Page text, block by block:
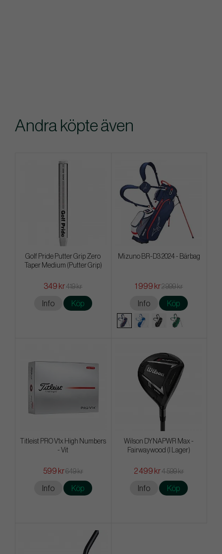
Andra köpte även
Golf Pride Putter Grip Zero
Taper Medium (Putter Grip)
349 kr419 kr
Info Köp
Mizuno BR-D3 2024 - Bärbag
1 999 kr2 999 kr
Info Köp
Titleist PRO V1x High Numbers
- Vit
599 kr649 kr
Info Köp
Wilson DYNAPWR Max -
Fairwaywood (I Lager)
2 499 kr4 599 kr
Info Köp